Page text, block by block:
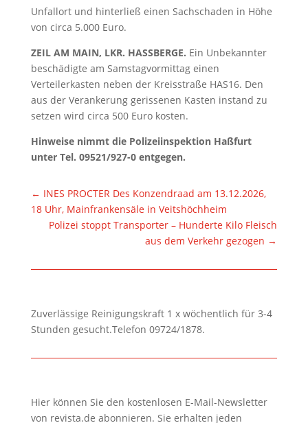
Unfallort und hinterließ einen Sachschaden in Höhe
von circa 5.000 Euro.
ZEIL AM MAIN, LKR. HASSBERGE. Ein Unbekannter
beschädigte am Samstagvormittag einen
Verteilerkasten neben der Kreisstraße HAS16. Den
aus der Verankerung gerissenen Kasten instand zu
setzen wird circa 500 Euro kosten.
Hinweise nimmt die Polizeiinspektion Haßfurt
unter Tel. 09521/927-0 entgegen.
← INES PROCTER Des Konzendraad am 13.12.2026,
18 Uhr, Mainfrankensäle in Veitshöchheim
Polizei stoppt Transporter – Hunderte Kilo Fleisch
aus dem Verkehr gezogen →
Zuverlässige Reinigungskraft 1 x wöchentlich für 3-4
Stunden gesucht.Telefon 09724/1878.
Hier können Sie den kostenlosen E-Mail-Newsletter
von revista.de abonnieren. Sie erhalten jeden